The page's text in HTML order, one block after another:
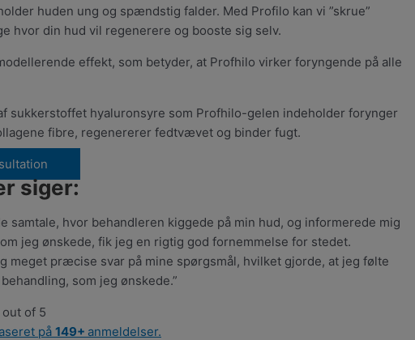
huden ung og spændstig falder. Med Profilo kan vi ”skrue”
hvor din hud vil regenerere og booste sig selv.
effekt, som betyder, at Profhilo virker foryngende på alle
sukkerstoffet hyaluronsyre som Profhilo-gelen indeholder forynger
fibre, regenererer fedtvævet og binder fugt.
siger:
samtale, hvor behandleren kiggede på min hud, og informerede mig
jeg ønskede, fik jeg en rigtig god fornemmelse for stedet.
meget præcise svar på mine spørgsmål, hvilket gjorde, at jeg følte
som jeg ønskede.”
out of 5
på 149+ anmeldelser.